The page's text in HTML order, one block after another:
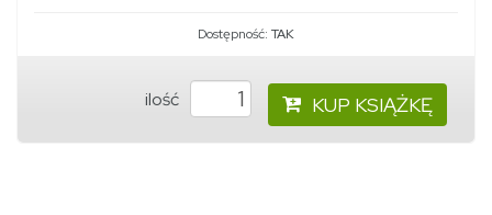
Dostępność: TAK
ilość KUP KSIĄŻKĘ